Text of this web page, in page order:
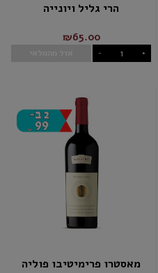
הרי גליל ויונייה
₪65.00
- +
מאסטרו פרימיטיבו פוליה